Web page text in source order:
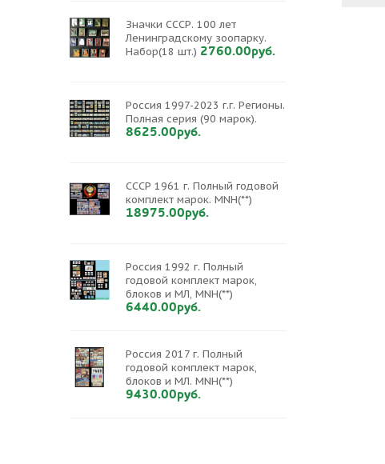
Значки СССР. 100 лет
Ленинградскому зоопарку.
Набор(18 шт.) 2760.00руб.
Россия 1997-2023 г.г. Регионы.
Полная серия (90 марок).
8625.00руб.
СССР 1961 г. Полный годовой
комплект марок. MNH(**)
18975.00руб.
Россия 1992 г. Полный
годовой комплект марок,
блоков и МЛ, MNH(**)
6440.00руб.
Россия 2017 г. Полный
годовой комплект марок,
блоков и МЛ. MNH(**)
9430.00руб.